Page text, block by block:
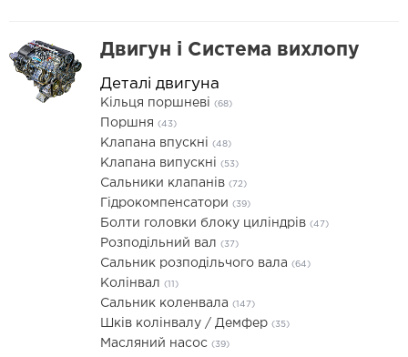
Двигун і Система вихлопу
Деталі двигуна
Кільця поршневі (68)
Поршня (43)
Клапана впускні (48)
Клапана випускні (53)
Сальники клапанів (72)
Гідрокомпенсатори (39)
Болти головки блоку циліндрів (47)
Розподільний вал (37)
Сальник розподільчого вала (64)
Колінвал (11)
Сальник коленвала (147)
Шків колінвалу / Демфер (35)
Масляний насос (39)